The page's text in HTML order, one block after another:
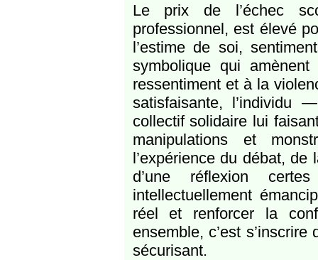
Le prix de l’échec
professionnel, est élevé
l’estime de soi,
symbolique qui
ressentiment et à la
satisfaisante, l’individu
collectif solidaire lui
manipulations et
l’expérience du débat, de
d’une réflexion
intellectuellement
réel et renforcer la
ensemble, c’est
sécurisant.